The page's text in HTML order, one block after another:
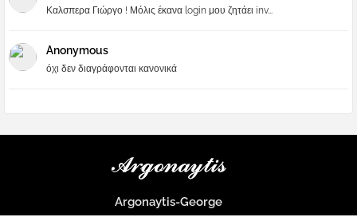
Καλσπερα Γιώργο ! Μόλις έκανα login μου ζητάει inv...
Anonymous
όχι δεν διαγράφονται κανονικά
Argonaytis-George